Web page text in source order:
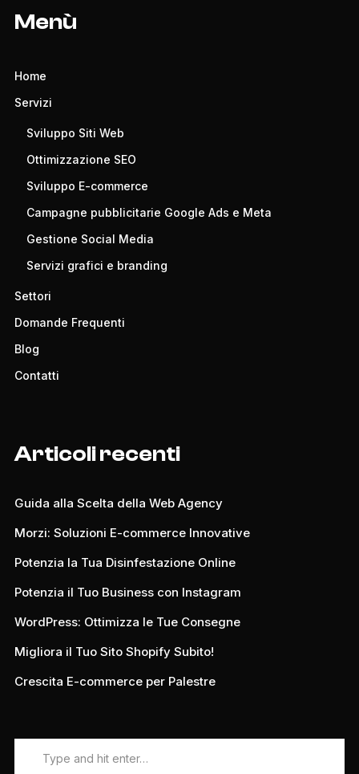
Menù
Home
Servizi
Sviluppo Siti Web
Ottimizzazione SEO
Sviluppo E-commerce
Campagne pubblicitarie Google Ads e Meta
Gestione Social Media
Servizi grafici e branding
Settori
Domande Frequenti
Blog
Contatti
Articoli recenti
Guida alla Scelta della Web Agency
Morzi: Soluzioni E-commerce Innovative
Potenzia la Tua Disinfestazione Online
Potenzia il Tuo Business con Instagram
WordPress: Ottimizza le Tue Consegne
Migliora il Tuo Sito Shopify Subito!
Crescita E-commerce per Palestre